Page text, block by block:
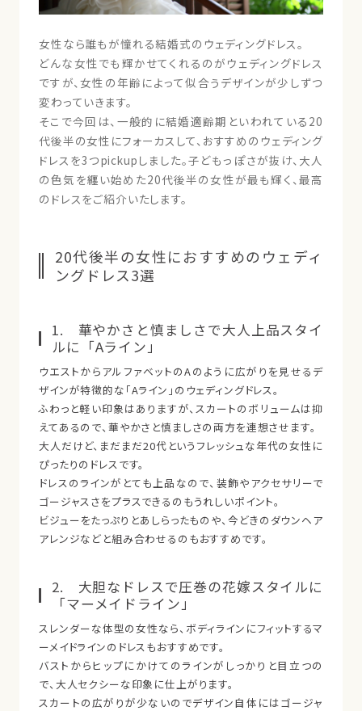
女性なら誰もが憧れる結婚式のウェディングドレス。
どんな女性でも輝かせてくれるのがウェディングドレス
ですが、女性の年齢によって似合うデザインが少しずつ
変わっていきます。
そこで今回は、一般的に結婚適齢期といわれている20
代後半の女性にフォーカスして、おすすめのウェディング
ドレスを3つpickupしました。子どもっぽさが抜け、大人
の色気を纏い始めた20代後半の女性が最も輝く、最高
のドレスをご紹介いたします。
20代後半の女性におすすめのウェディ
ングドレス3選
1. 華やかさと慎ましさで大人上品スタイ
ルに「Aライン」
ウエストからアルファベットのAのように広がりを見せるデ
ザインが特徴的な「Aライン」のウェディングドレス。
ふわっと軽い印象はありますが、スカートのボリュームは抑
えてあるので、華やかさと慎ましさの両方を連想させます。
大人だけど、まだまだ20代というフレッシュな年代の女性に
ぴったりのドレスです。
ドレスのラインがとても上品なので、装飾やアクセサリーで
ゴージャスさをプラスできるのもうれしいポイント。
ビジューをたっぷりとあしらったものや、今どきのダウンヘア
アレンジなどと組み合わせるのもおすすめです。
2. 大胆なドレスで圧巻の花嫁スタイルに
「マーメイドライン」
スレンダーな体型の女性なら、ボディラインにフィットするマ
ーメイドラインのドレスもおすすめです。
バストからヒップにかけてのラインがしっかりと目立つの
で、大人セクシーな印象に仕上がります。
スカートの広がりが少ないのでデザイン自体にはゴージャ